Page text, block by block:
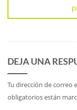
DEJA UNA
Tu dirección de correo
obligatorios están